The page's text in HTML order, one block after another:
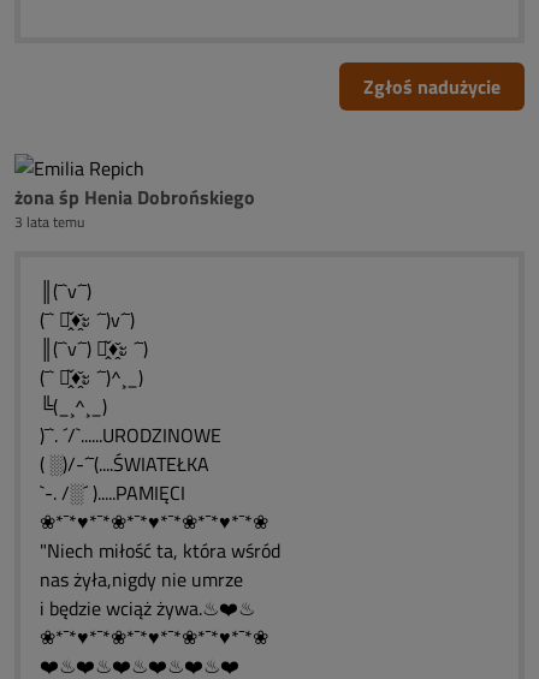
Zgłoś nadużycie
żona śp Henia Dobrońskiego
3 lata temu
║(¯`v´¯)
(¯` ะ̭̌♦̭̌ะ ´¯)v´¯)
║(¯`v´¯) ะ̭̌♦̭̌ะ ´¯)
(¯` ะ̭̌♦̭̌ะ ´¯)^¸_)
╚(_¸^¸_)
)¯`. ´/`......URODZINOWE
( ░)/-´¯(....ŚWIATEŁKA
`-. /░´ ).....PAMIĘCI
❀*¯*♥*¯*❀*¯*♥*¯*❀*¯*♥*¯*❀
"Niech miłość ta, która wśród
nas żyła,nigdy nie umrze
i będzie wciąż żywa.♨❤️♨
❀*¯*♥*¯*❀*¯*♥*¯*❀*¯*♥*¯*❀
❤️♨❤️♨❤️♨❤️♨❤️♨❤️